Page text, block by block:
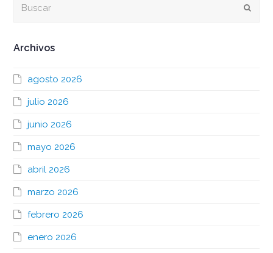
Archivos
agosto 2026
julio 2026
junio 2026
mayo 2026
abril 2026
marzo 2026
febrero 2026
enero 2026